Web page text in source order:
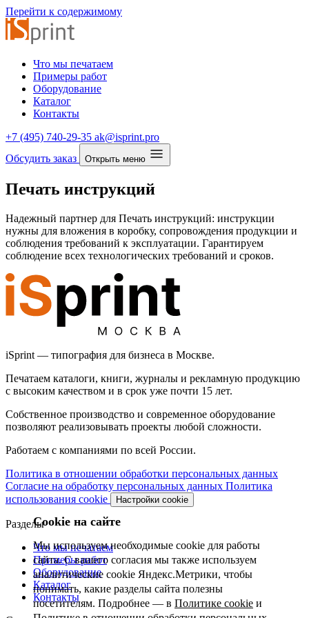
Перейти к содержимому
Что мы печатаем
Примеры работ
Оборудование
Каталог
Контакты
+7 (495) 740-29-35 ak@isprint.pro
Обсудить заказ
Открыть меню
Печать инструкций
Надежный партнер для Печать инструкций: инструкции
нужны для вложения в коробку, сопровождения продукции и
соблюдения требований к эксплуатации. Гарантируем
соблюдение всех технологических требований и сроков.
iSprint — типография для бизнеса в Москве.
Печатаем каталоги, книги, журналы и рекламную продукцию
с высоким качеством и в срок уже почти 15 лет.
Собственное производство и современное оборудование
позволяют реализовывать проекты любой сложности.
Работаем с компаниями по всей России.
Политика в отношении обработки персональных данных
Согласие на обработку персональных данных Политика
использования cookie
Настройки cookie
Разделы
Что мы печатаем
Примеры работ
Оборудование
Каталог
Контакты
Cookie на сайте
Мы используем необходимые cookie для работы
сайта. С вашего согласия мы также используем
аналитические cookie Яндекс.Метрики, чтобы
понимать, какие разделы сайта полезны
посетителям. Подробнее — в Политике cookie и